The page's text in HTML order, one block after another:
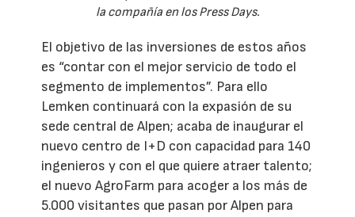
la compañía en los Press Days.
El objetivo de las inversiones de estos años
es “contar con el mejor servicio de todo el
segmento de implementos”. Para ello
Lemken continuará con la expasión de su
sede central de Alpen; acaba de inaugurar el
nuevo centro de I+D con capacidad para 140
ingenieros y con el que quiere atraer talento;
el nuevo AgroFarm para acoger a los más de
5.000 visitantes que pasan por Alpen para